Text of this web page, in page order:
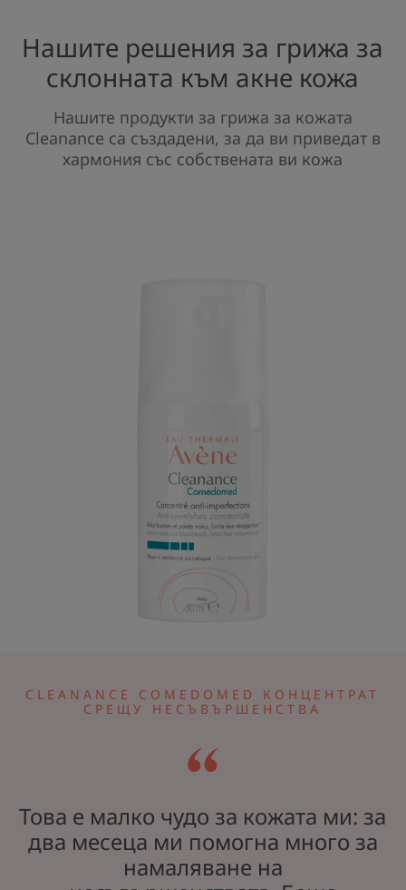
Нашите решения за грижа за
склонната към акне кожа
Нашите продукти за грижа за кожата
Cleanance са създадени, за да ви приведат в
хармония със собствената ви кожа
CLEANANCE COMEDOMED КОНЦЕНТРАТ
СРЕЩУ НЕСЪВЪРШЕНСТВА
Това е малко чудо за кожата ми: за
два месеца ми помогна много за
намаляване на